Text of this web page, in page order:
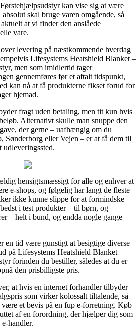
kan vise sig at være
skal bruge varen omgående, så
at vi finder den anslåede
vare.
levering på næstkommende hverdag
Lifesystems Heatshield Blanket –
men som imidlertid tager
gennemføres før et aftalt tidspunkt,
kan nå at få produkterne fikset forud for
hjemad.
fragt uden betaling, men tit kun hvis
Alternativt skulle man snuppe den
der gerne – uafhængig om du
Sønderborg eller Vejen – er at få dem til
udleveringssted.
hensigtsmæssigt for alle og enhver at
e-shops, og følgelig har langt de fleste
ikke kunne slippe for at formindske
i test produkter – til børn, og
– helt i bund, og endda nogle gange
en tid være gunstigt at besigtige diverse
på Lifesystems Heatshield Blanket –
forinden du bestiller, således at du er
den prisbilligste pris.
at hvis en internet forhandler tilbyder
som virker kolossalt tiltalende, så
et bevis på en fup e-forretning. Køb
af en forordning, der hjælper dig som
handler.